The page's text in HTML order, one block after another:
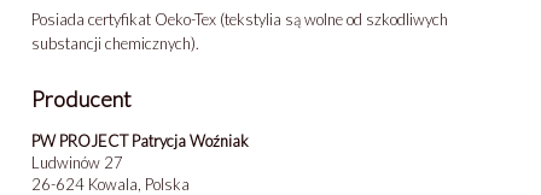
Posiada certyfikat Oeko-Tex (tekstylia są wolne od szkodliwych
substancji chemicznych).
Producent
PW PROJECT Patrycja Woźniak
Ludwinów 27
26-624 Kowala, Polska